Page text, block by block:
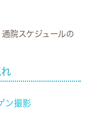
院スケジュールの
ン撮影